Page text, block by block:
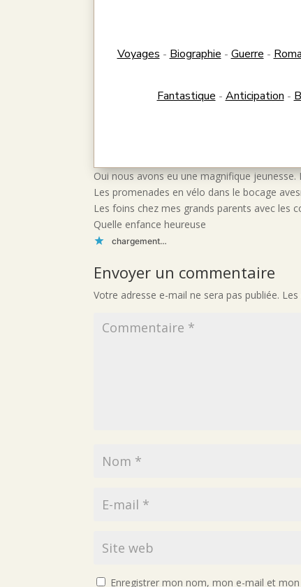
Voyages - Biographie - Guerre -
Fantastique - Anticipation -
Oui nous avons eu une magnifique
Les promenades en vélo dans le bocage
Les foins chez mes grands parents avec les
Quelle enfance heureuse
chargement…
Envoyer un commentaire
Votre adresse e-mail ne sera pas publiée.
Enregistrer mon nom, mon e-mail et